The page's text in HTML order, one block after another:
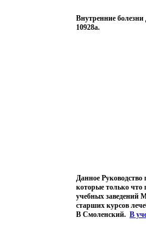
Внутренние
10928a.
Данное
которые только
учебных заведений
старших курсов
В Смоленский. В